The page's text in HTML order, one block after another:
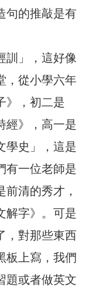
句的推敲是有
訓」，這好像
，從小學六年
》，初二是
經》，高一是
學史」，這是
有一位老師是
清的秀才，
解字》。可是
，對那些東西
板上寫，我們
題或者做英文